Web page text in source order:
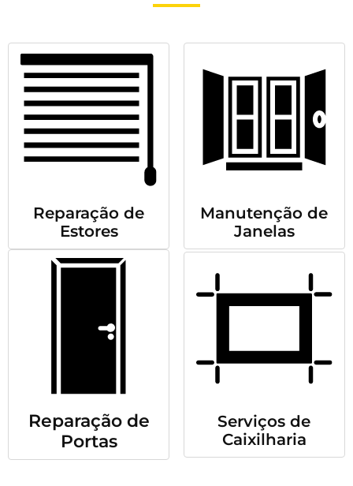
Reparação de
Estores
Manutenção de
Janelas
Reparação de
Portas
Serviços de
Caixilharia